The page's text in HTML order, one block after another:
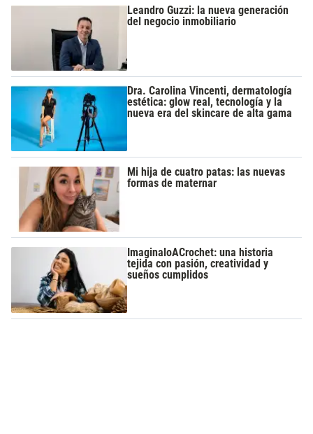
Leandro Guzzi: la nueva generación
del negocio inmobiliario
Dra. Carolina Vincenti, dermatología
estética: glow real, tecnología y la
nueva era del skincare de alta gama
Mi hija de cuatro patas: las nuevas
formas de maternar
ImaginaloACrochet: una historia
tejida con pasión, creatividad y
sueños cumplidos